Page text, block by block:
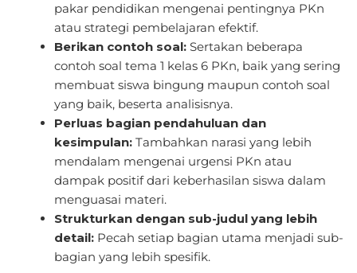
pakar pendidikan mengenai pentingnya PKn
atau strategi pembelajaran efektif.
Berikan contoh soal: Sertakan beberapa
contoh soal tema 1 kelas 6 PKn, baik yang sering
membuat siswa bingung maupun contoh soal
yang baik, beserta analisisnya.
Perluas bagian pendahuluan dan
kesimpulan: Tambahkan narasi yang lebih
mendalam mengenai urgensi PKn atau
dampak positif dari keberhasilan siswa dalam
menguasai materi.
Strukturkan dengan sub-judul yang lebih
detail: Pecah setiap bagian utama menjadi sub-
bagian yang lebih spesifik.